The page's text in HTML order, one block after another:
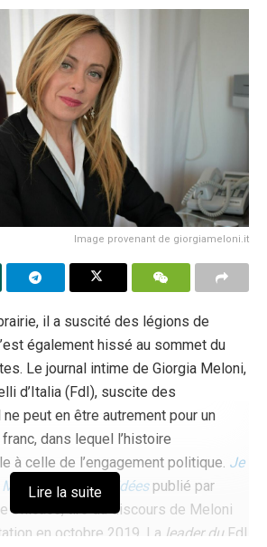
Image provenant de giorgiameloni.it
il a suscité des légions de
également hissé au sommet du
Le journal intime de Giorgia Meloni,
d’Italia (FdI), suscite des
peut en être autrement pour un
dans lequel l’histoire
à celle de l’engagement politique. Je
racines, mes idéespublié par
efficace, tiré du discours de Meloni
en octobre 2019. La leader duFdI
Lire la suite